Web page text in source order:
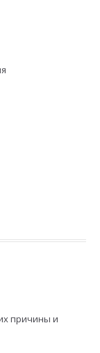
причины и